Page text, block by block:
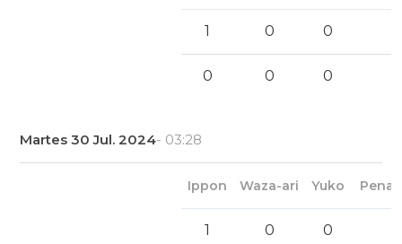
1 0 0
0 0 0
Martes 30 Jul. 2024- 03:28
Ippon Waza-ari Yuko
1 0 0